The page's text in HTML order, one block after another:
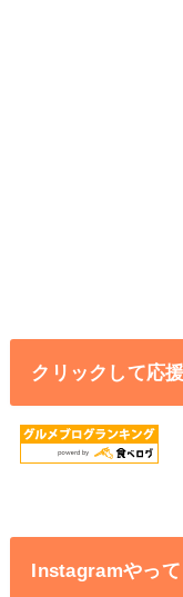
クリックして応
Instagramやっ